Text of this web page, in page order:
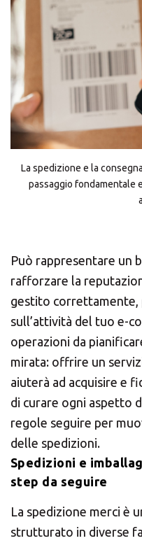
La spedizione e la
passaggio fondamentale
Può rappresentare un
rafforzare la
gestito correttamente,
sull’attività del tuo e-
operazioni da
mirata: offrire un
aiuterà ad acquisire e
di curare ogni aspetto
regole seguire per
delle spedizioni.
Spedizioni e
step da seguire
La spedizione merci è
strutturato in diverse